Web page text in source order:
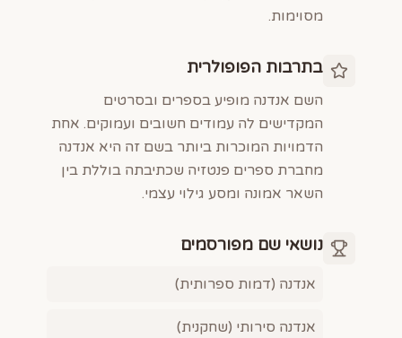
מסוימות.
בתרבות הפופולרית
השם אנדנה מופיע בספרים ובסרטים
המקדישים לה עמודים חשובים ועמוקים. אחת
הדמויות המוכרות ביותר בשם זה היא אנדנה
מחברת ספרים פנטזיה שכתיבתה בוללת בין
השאר אמונה ומסע גילוי עצמי.
נושאי שם מפורסמים
אנדנה (דמות ספרותית)
אנדנה סירותי (שחקנית)